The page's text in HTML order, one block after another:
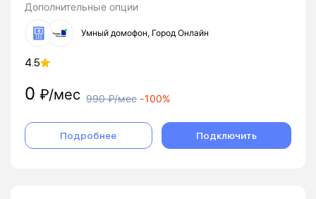
Дополнительные опции
Умный домофон, Город Онлайн
4.5
0 ₽/мес 990₽/мес -100%
Подробнее Подключить